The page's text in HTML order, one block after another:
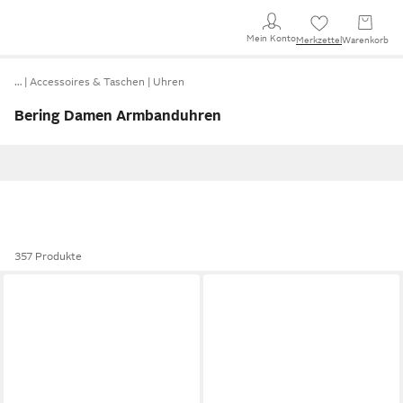
Mein KontoMerkzettel Warenkorb
… Accessoires & Taschen Uhren
Bering Damen Armbanduhren
357 Produkte